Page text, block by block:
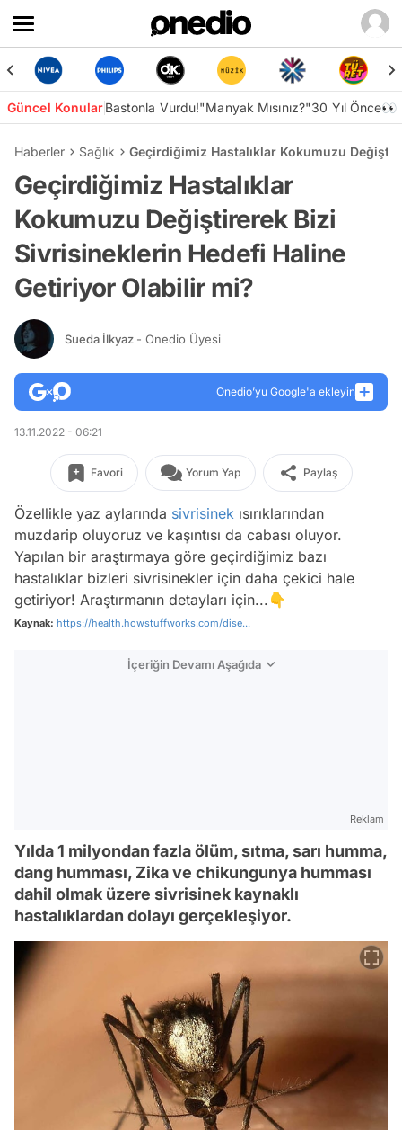
Güncel KonularBastonla Vurdu!"Manyak Mısınız?"30 Yıl Önce👀
Haberler Sağlık Geçirdiğimiz Hastalıklar Kokumuzu
Geçirdiğimiz Hastalıklar
Kokumuzu Değiştirerek Bizi
Sivrisineklerin Hedefi Haline
Getiriyor Olabilir mi?
Sueda İlkyaz - Onedio Üyesi
Onedio’yu Google'a ekleyin
13.11.2022 - 06:21
Favori Yorum Yap Paylaş
Özellikle yaz aylarında sivrisinek ısırıklarından
muzdarip oluyoruz ve kaşıntısı da cabası oluyor.
Yapılan bir araştırmaya göre geçirdiğimiz bazı
hastalıklar bizleri sivrisinekler için daha çekici hale
getiriyor! Araştırmanın detayları için...👇
Kaynak: https://health.howstuffworks.com/dise...
İçeriğin Devamı Aşağıda
Reklam
Yılda 1 milyondan fazla ölüm, sıtma, sarı humma,
dang humması, Zika ve chikungunya humması
dahil olmak üzere sivrisinek kaynaklı
hastalıklardan dolayı gerçekleşiyor.